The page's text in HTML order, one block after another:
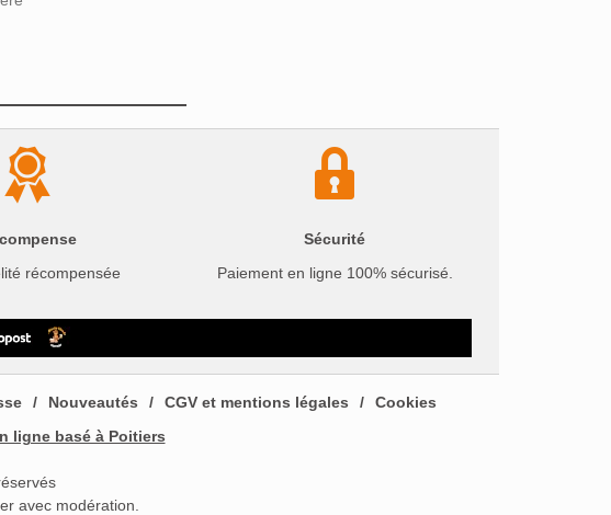
récompensée
Sécurité
Paiement en ligne 100% sécurisé.
Nouveautés CGV et mentions légales
Cookies
ligne basé à Poitiers
avec modération.